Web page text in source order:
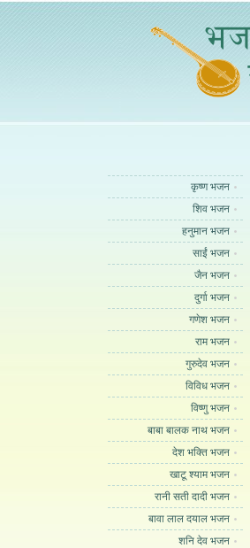
कृष्ण भजन
शिव भजन
हनुमान भजन
साईं भजन
जैन भजन
दुर्गा भजन
गणेश भजन
राम भजन
गुरुदेव भजन
विविध भजन
विष्णु भजन
बाबा बालक नाथ भजन
देश भक्ति भजन
खाटू श्याम भजन
रानी सती दादी भजन
बावा लाल दयाल भजन
शनि देव भजन